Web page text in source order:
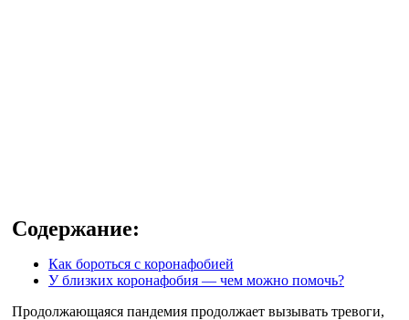
Содержание:
Как бороться с коронафобией
У близких коронафобия — чем можно помочь?
Продолжающаяся пандемия продолжает вызывать тревоги,